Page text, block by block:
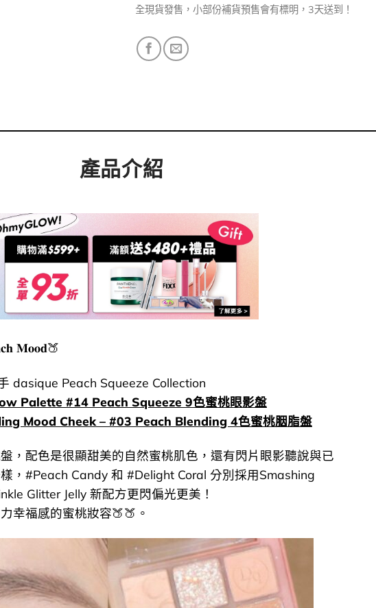
全現貨發售，小部份補貨預售會有標明，3天送到！
產品介紹
𝐌𝐨𝐨𝐝🍑
dasique Peach Squeeze Collection
Palette #14 Peach Squeeze 9色蜜桃眼影盤
Mood Cheek – #03 Peach Blending 4色蜜桃胭脂盤
，配色是很顯甜美的自然蜜桃肌色，還有閃片眼影聽說與已
，#Peach Candy 和 #Delight Coral 分別採用Smashing
Glitter Jelly 新配方更閃偏光更美！
幸福感的蜜桃妝容🍑🍑。